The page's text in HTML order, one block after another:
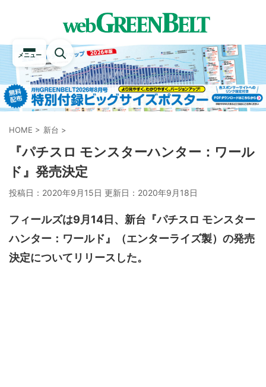
メニュー
HOME > 新台 >
『パチスロ モンスターハンター：ワール
ド』発売決定
投稿日：2020年9月15日 更新日： 2020年9月18日
フィールズは9月14日、新台『パチスロ モンスター
ハンター：ワールド』（エンターライズ製）の発売
決定についてリリースした。